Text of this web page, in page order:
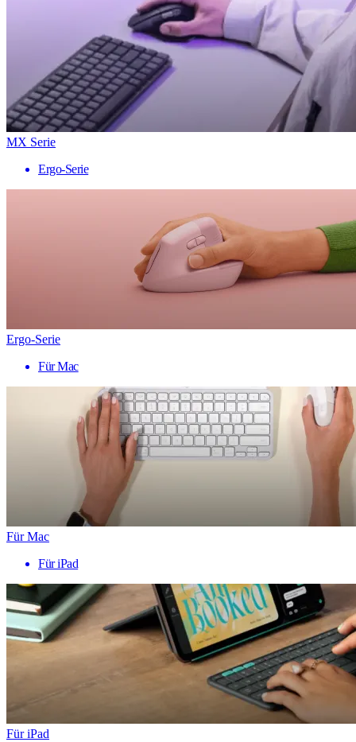
MX Serie
Ergo-Serie
Ergo-Serie
Für Mac
Für Mac
Für iPad
Für iPad